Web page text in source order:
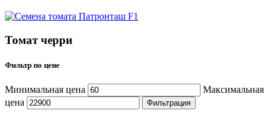
Томат черри
Фильтр по цене
Минимальная цена
Максимальная
цена
Фильтрация